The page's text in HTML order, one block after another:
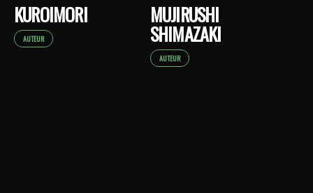
KUROIMORI
AUTEUR
MUJIRUSHI
SHIMAZAKI
AUTEUR